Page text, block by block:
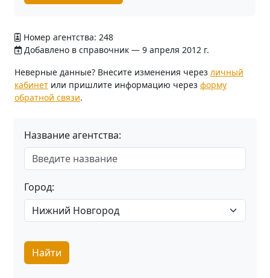
Номер агентства: 248
Добавлено в справочник — 9 апреля 2012 г.
Неверные данные? Внесите изменения через личный
кабинет или пришлите информацию через форму
обратной связи.
Название агентства:
Город:
Найти